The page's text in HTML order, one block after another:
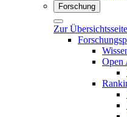
Forschung
Zur Übersichtsseite
Open